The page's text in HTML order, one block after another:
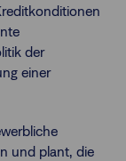
der
einer
und plant, die